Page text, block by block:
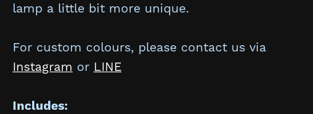
lamp a little bit more unique.
For custom colours, please contact us via
Instagram or LINE
Includes: